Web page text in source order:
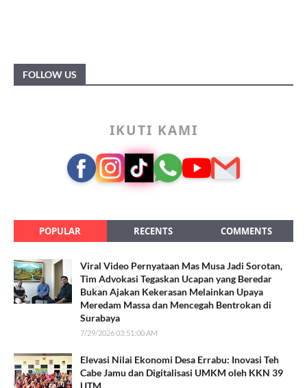
FOLLOW US
IKUTI KAMI
POPULAR RECENTS COMMENTS
Viral Video Pernyataan Mas Musa Jadi Sorotan,
Tim Advokasi Tegaskan Ucapan yang Beredar
Bukan Ajakan Kekerasan Melainkan Upaya
Meredam Massa dan Mencegah Bentrokan di
Surabaya
7/29/2026 03:51:00 AM
Elevasi Nilai Ekonomi Desa Errabu: Inovasi Teh
Cabe Jamu dan Digitalisasi UMKM oleh KKN 39
UTM